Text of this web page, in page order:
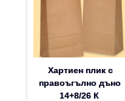
Хартиен плик с
правоъгълно дъно
14+8/26 К